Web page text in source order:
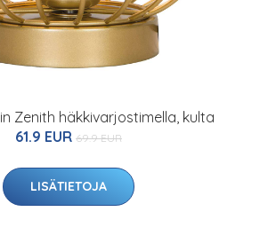
Zenith häkkivarjostimella, kulta
61.9 EUR 69.9 EUR
LISÄTIETOJA